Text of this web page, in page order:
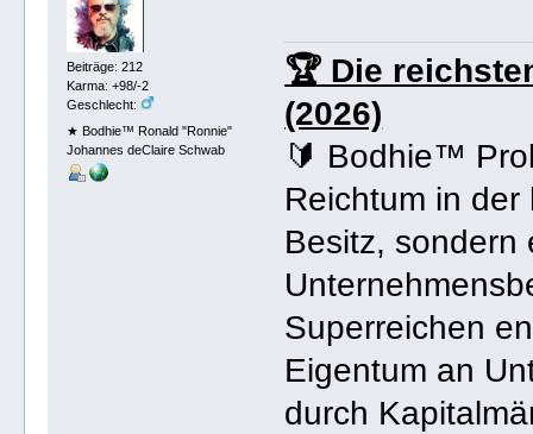
Beiträge: 212
Karma: +98/-2
Geschlecht:
★ Bodhie™ Ronald "Ronnie"
Johannes deClaire Schwab
🏆 Die
(2026)
🔰 Bodhie™
Reichtum in
Besitz, sondern
Superreichen
Eigentum an
durch